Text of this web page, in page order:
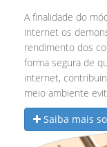
A finalidade do
internet os
rendimento dos
forma segura de
internet,
meio ambiente
Saiba mais